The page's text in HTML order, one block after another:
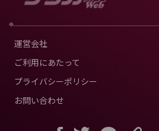
運営会社
ご利用にあたって
プライバシーポリシー
お問い合わせ